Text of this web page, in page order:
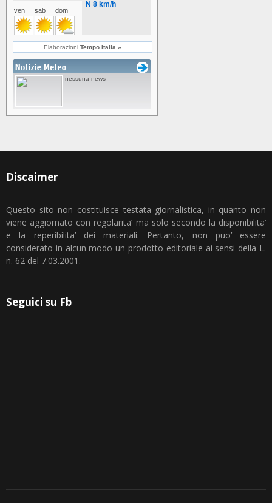
Discaimer
Questo sito non costituisce testata giornalistica, in quanto non
viene aggiornato con regolarita’ ma solo secondo la disponibilita’
e la reperibilita’ dei materiali. Pertanto, non puo’ essere
considerato in alcun modo un prodotto editoriale ai sensi della L.
n. 62 del 7.03.2001.
Seguici su Fb